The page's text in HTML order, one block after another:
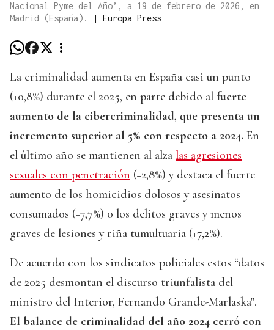
Nacional Pyme del Año’, a 19 de febrero de 2026, en
Madrid (España).
| Europa Press
La criminalidad aumenta en España casi un punto
(+0,8%) durante el 2025, en parte debido al fuerte
aumento de la cibercriminalidad, que presenta un
incremento superior al 5% con respecto a 2024. En
el último año se mantienen al alza las agresiones
sexuales con penetración (+2,8%) y destaca el fuerte
aumento de los homicidios dolosos y asesinatos
consumados (+7,7%) o los delitos graves y menos
graves de lesiones y riña tumultuaria (+7,2%).
De acuerdo con los sindicatos policiales estos “datos
de 2025 desmontan el discurso triunfalista del
ministro del Interior, Fernando Grande-Marlaska".
El balance de criminalidad del año 2024 cerró con